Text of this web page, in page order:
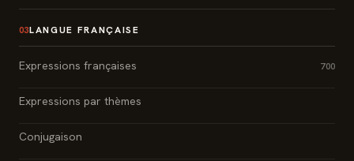
03LANGUE FRANÇAISE
Expressions françaises 700
Expressions par thèmes
Conjugaison